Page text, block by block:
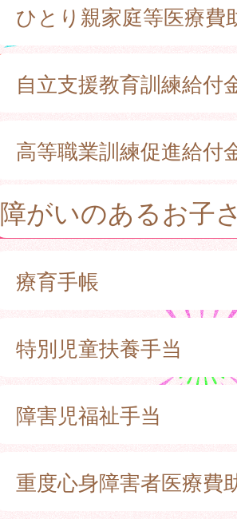
ひとり親家庭等医療費
自立支援教育訓練給付
高等職業訓練促進給付
障がいのあるお子
療育手帳
特別児童扶養手当
障害児福祉手当
重度心身障害者医療費